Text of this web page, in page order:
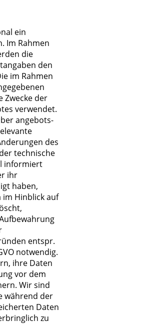
ein
Im Rahmen
die
den
im Rahmen
Zwecke der
verwendet.
angebots-
des
technische
informiert
ihr
haben,
Hinblick auf
entspr.
notwendig.
ihre Daten
vor dem
Wir sind
während der
Daten
zu